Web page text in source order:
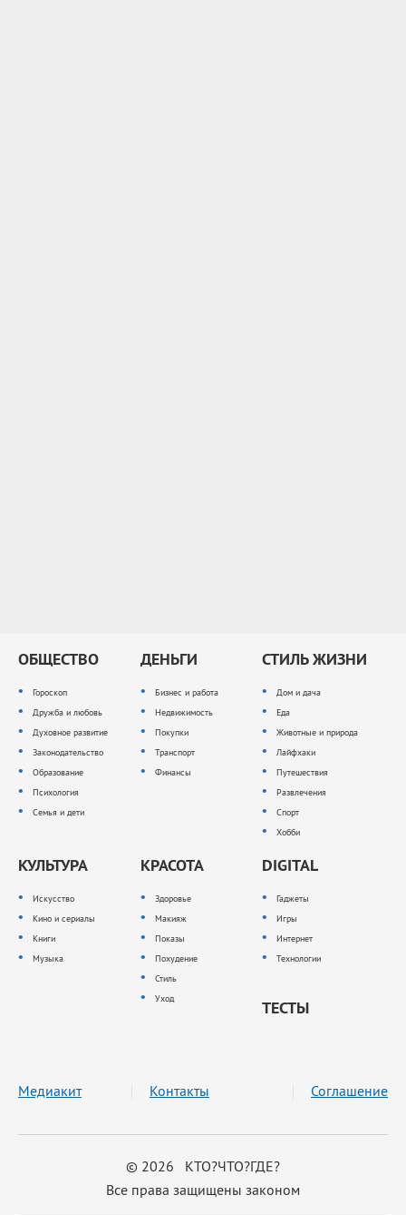
ОБЩЕСТВО
Гороскоп
Дружба и любовь
Духовное развитие
Законодательство
Образование
Психология
Семья и дети
ДЕНЬГИ
Бизнес и работа
Недвижимость
Покупки
Транспорт
Финансы
СТИЛЬ ЖИЗНИ
Дом и дача
Еда
Животные и природа
Лайфхаки
Путешествия
Развлечения
Спорт
Хобби
КУЛЬТУРА
Искусство
Кино и сериалы
Книги
Музыка
КРАСОТА
Здоровье
Макияж
Показы
Похудение
Стиль
Уход
DIGITAL
Гаджеты
Игры
Интернет
Технологии
ТЕСТЫ
© 2026 КТО?ЧТО?ГДЕ?
Все права защищены законом
Медиакит Контакты Соглашение